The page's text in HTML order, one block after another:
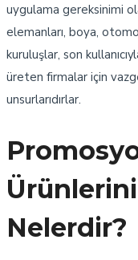
uygulama gereksinimi
elemanları, boya,
kuruluşlar, son
üreten firmalar için
unsurlarıdırlar.
Nelerdir?